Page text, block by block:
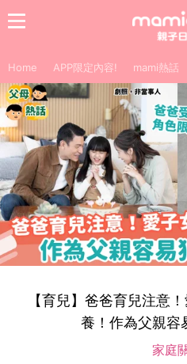
Home APP限定內容! mami熱話
【育兒】爸爸育兒注意
養！作為父親容
家庭